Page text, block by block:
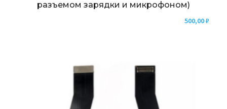
разъемом зарядки и микрофоном)
500,00₽